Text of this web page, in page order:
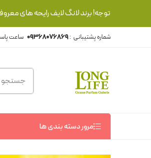
توجه! برند لانگ لایف رایحه های
شماره پشتیبانی :09368076869
مرور دسته بندی ها